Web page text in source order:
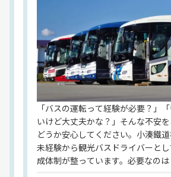
「バスの運転って経験が必要？」
いけど大丈夫かな？」そんな不安を
どうか安心してください。小湊鐵道
未経験から観光バスドライバーと
成体制が整っています。必要なの